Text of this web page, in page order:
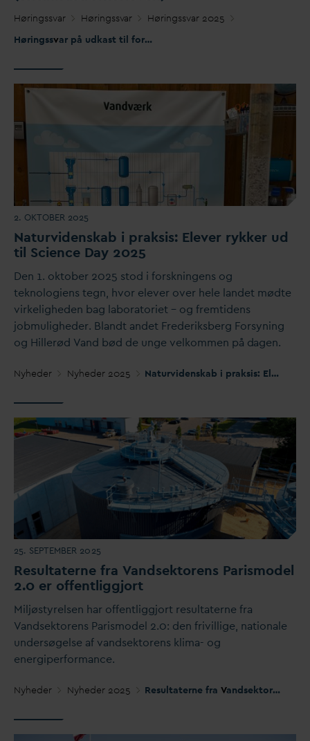
Høringssvar Høringssvar Høringssvar 2025
Høringssvar på udkast til forslag til lov om fysisk infrastruktur til elektroniske kommunikationsnet (teleinfrastrukturloven)
2. OKTOBER 2025
Naturvidenskab i praksis: Elever rykker ud
til Science Day 2025
Den 1. oktober 2025 stod i forskningens og
teknologiens tegn, hvor elever over hele landet mødte
virkeligheden bag laboratoriet – og fremtidens
jobmuligheder. Blandt andet Frederiksberg Forsyning
og Hillerød Vand bød de unge velkommen på dagen.
Nyheder Nyheder 2025 Naturvidenskab i praksis: Elever rykker ud til Science
25. SEPTEMBER 2025
Resultaterne fra Vandsektorens Parismodel
2.0 er offentliggjort
Miljøstyrelsen har offentliggjort resultaterne fra
Vandsektorens Parismodel 2.0: den frivillige, nationale
undersøgelse af vandsektorens klima- og
energiperformance.
Nyheder Nyheder 2025 Resultaterne fra Vandsektorens Parismodel 2.0 er offentliggjort